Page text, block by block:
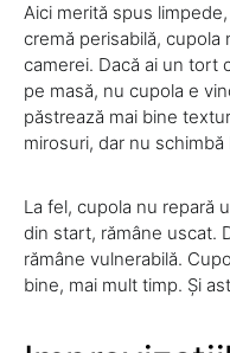
Aici merită spus
cremă perisabilă, cupola
camerei. Dacă ai un tort
pe masă, nu cupola e
păstrează mai bine
mirosuri, dar nu
La fel, cupola nu repară
din start, rămâne uscat.
rămâne vulnerabilă.
bine, mai mult timp. Și